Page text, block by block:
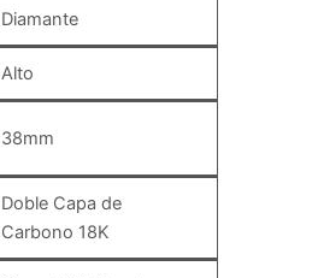
Diamante
Alto
38mm
Doble Capa de
Carbono 18K